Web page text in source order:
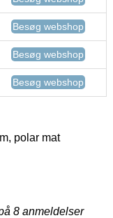
Besøg webshop
Besøg webshop
Besøg webshop
polar mat
8 anmeldelser